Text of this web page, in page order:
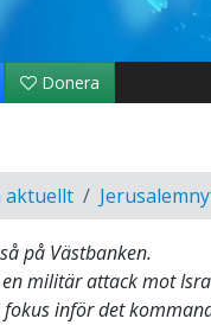
video
Donera
aktuellt
på Västbanken.
militär attack mot
fokus inför det